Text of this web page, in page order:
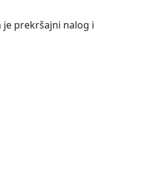
je prekršajni nalog i